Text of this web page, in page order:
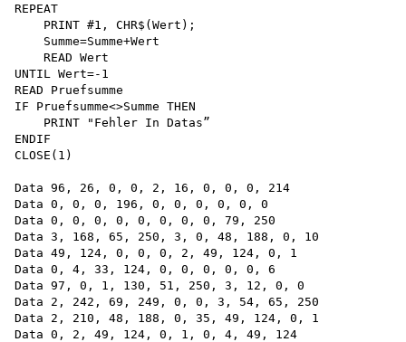
REPEAT
    PRINT #1, CHR$(Wert);
    Summe=Summe+Wert
    READ Wert
UNTIL Wert=-1
READ Pruefsumme
IF Pruefsumme<>Summe THEN
    PRINT "Fehler In Datas”
ENDIF
CLOSE(1)
Data 96, 26, 0, 0, 2, 16, 0, 0, 0, 214
Data 0, 0, 0, 196, 0, 0, 0, 0, 0, 0
Data 0, 0, 0, 0, 0, 0, 0, 0, 79, 250
Data 3, 168, 65, 250, 3, 0, 48, 188, 0, 10
Data 49, 124, 0, 0, 0, 2, 49, 124, 0, 1
Data 0, 4, 33, 124, 0, 0, 0, 0, 0, 6
Data 97, 0, 1, 130, 51, 250, 3, 12, 0, 0
Data 2, 242, 69, 249, 0, 0, 3, 54, 65, 250
Data 2, 210, 48, 188, 0, 35, 49, 124, 0, 1
Data 0, 2, 49, 124, 0, 1, 0, 4, 49, 124